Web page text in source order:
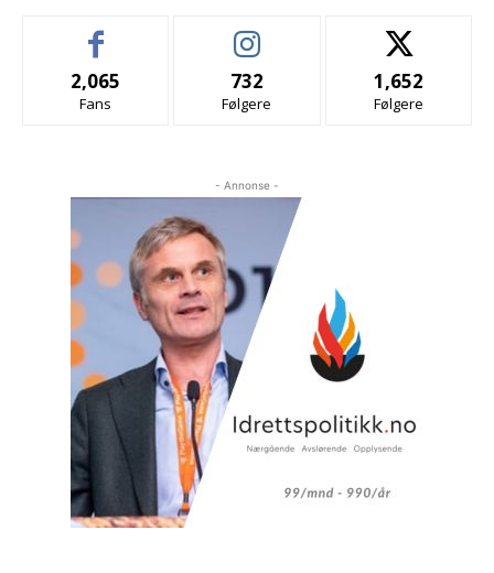
2,065
Fans
732
Følgere
1,652
Følgere
- Annonse -